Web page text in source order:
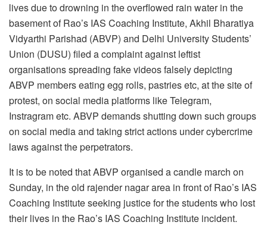
lives due to drowning in the overflowed rain water in the
basement of Rao’s IAS Coaching Institute, Akhil Bharatiya
Vidyarthi Parishad (ABVP) and Delhi University Students’
Union (DUSU) filed a complaint against leftist
organisations spreading fake videos falsely depicting
ABVP members eating egg rolls, pastries etc, at the site of
protest, on social media platforms like Telegram,
Instragram etc. ABVP demands shutting down such groups
on social media and taking strict actions under cybercrime
laws against the perpetrators.
It is to be noted that ABVP organised a candle march on
Sunday, in the old rajender nagar area in front of Rao’s IAS
Coaching Institute seeking justice for the students who lost
their lives in the Rao’s IAS Coaching Institute incident.